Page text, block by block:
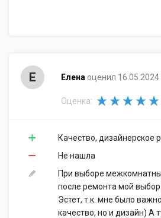
Е Елена оценил 16.05.2024
Оценка:
Качество, дизайнерское
Не нашла
При выборе
после ремонта мой
Эстет, т.к. мне было
качество, но и дизайн) А